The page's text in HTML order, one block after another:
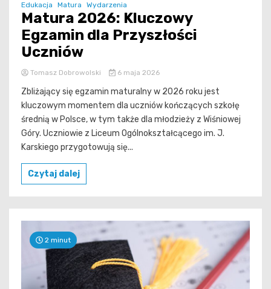
Edukacja Matura Wydarzenia
Matura 2026: Kluczowy
Egzamin dla Przyszłości
Uczniów
Tomasz Dobrowolski 6 maja 2026
Zbliżający się egzamin maturalny w 2026 roku jest
kluczowym momentem dla uczniów kończących szkołę
średnią w Polsce, w tym także dla młodzieży z Wiśniowej
Góry. Uczniowie z Liceum Ogólnokształcącego im. J.
Karskiego przygotowują się...
Czytaj dalej
2 minut